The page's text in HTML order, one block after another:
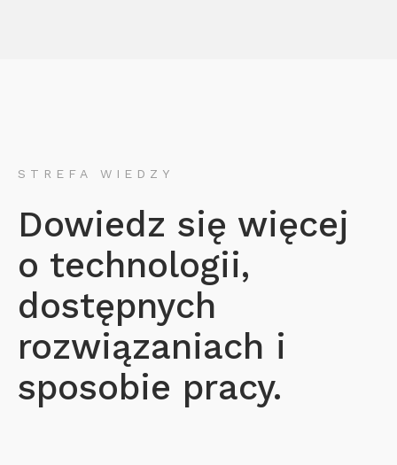
STREFA WIEDZY
Dowiedz się więcej
o technologii,
dostępnych
rozwiązaniach i
sposobie pracy.